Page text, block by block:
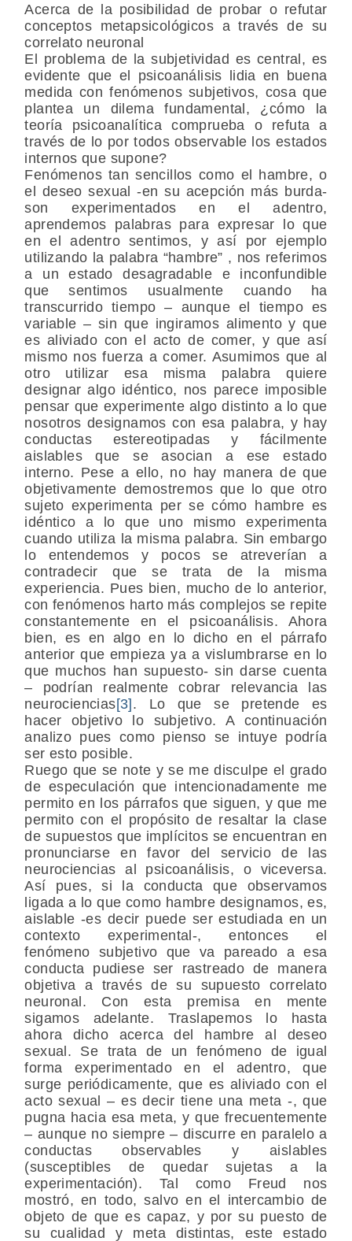
Acerca de la posibilidad de probar o refutar
conceptos metapsicológicos a través de su
correlato neuronal
El problema de la subjetividad es central, es
evidente que el psicoanálisis lidia en buena
medida con fenómenos subjetivos, cosa que
plantea un dilema fundamental, ¿cómo la
teoría psicoanalítica comprueba o refuta a
través de lo por todos observable los estados
internos que supone?
Fenómenos tan sencillos como el hambre, o
el deseo sexual -en su acepción más burda-
son experimentados en el adentro,
aprendemos palabras para expresar lo que
en el adentro sentimos, y así por ejemplo
utilizando la palabra “hambre” , nos referimos
a un estado desagradable e inconfundible
que sentimos usualmente cuando ha
transcurrido tiempo – aunque el tiempo es
variable – sin que ingiramos alimento y que
es aliviado con el acto de comer, y que así
mismo nos fuerza a comer. Asumimos que al
otro utilizar esa misma palabra quiere
designar algo idéntico, nos parece imposible
pensar que experimente algo distinto a lo que
nosotros designamos con esa palabra, y hay
conductas estereotipadas y fácilmente
aislables que se asocian a ese estado
interno. Pese a ello, no hay manera de que
objetivamente demostremos que lo que otro
sujeto experimenta per se cómo hambre es
idéntico a lo que uno mismo experimenta
cuando utiliza la misma palabra. Sin embargo
lo entendemos y pocos se atreverían a
contradecir que se trata de la misma
experiencia. Pues bien, mucho de lo anterior,
con fenómenos harto más complejos se repite
constantemente en el psicoanálisis. Ahora
bien, es en algo en lo dicho en el párrafo
anterior que empieza ya a vislumbrarse en lo
que muchos han supuesto- sin darse cuenta
– podrían realmente cobrar relevancia las
neurociencias[3]. Lo que se pretende es
hacer objetivo lo subjetivo. A continuación
analizo pues como pienso se intuye podría
ser esto posible.
Ruego que se note y se me disculpe el grado
de especulación que intencionadamente me
permito en los párrafos que siguen, y que me
permito con el propósito de resaltar la clase
de supuestos que implícitos se encuentran en
pronunciarse en favor del servicio de las
neurociencias al psicoanálisis, o viceversa.
Así pues, si la conducta que observamos
ligada a lo que como hambre designamos, es,
aislable -es decir puede ser estudiada en un
contexto experimental-, entonces el
fenómeno subjetivo que va pareado a esa
conducta pudiese ser rastreado de manera
objetiva a través de su supuesto correlato
neuronal. Con esta premisa en mente
sigamos adelante. Traslapemos lo hasta
ahora dicho acerca del hambre al deseo
sexual. Se trata de un fenómeno de igual
forma experimentado en el adentro, que
surge periódicamente, que es aliviado con el
acto sexual – es decir tiene una meta -, que
pugna hacia esa meta, y que frecuentemente
– aunque no siempre – discurre en paralelo a
conductas observables y aislables
(susceptibles de quedar sujetas a la
experimentación). Tal como Freud nos
mostró, en todo, salvo en el intercambio de
objeto de que es capaz, y por su puesto de
su cualidad y meta distintas, este estado